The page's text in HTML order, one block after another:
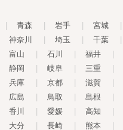
青森 岩手 宮城
神奈川 埼玉 千葉
富山 石川 福井
静岡 岐阜 三重
兵庫 京都 滋賀
広島 鳥取 島根
香川 愛媛 高知
大分 長崎 熊本